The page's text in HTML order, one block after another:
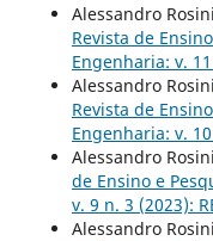
Alessandro
Revista de
Engenharia: v.
Alessandro
Revista de
Engenharia: v.
Alessandro
de Ensino e
v. 9 n. 3 (2023):
Alessandro